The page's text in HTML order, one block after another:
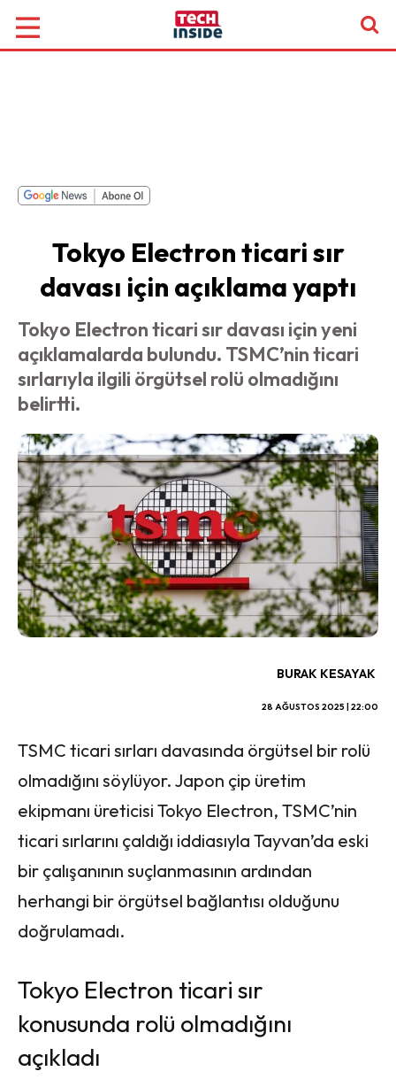
Tokyo Electron ticari sır
davası için açıklama yaptı
Tokyo Electron ticari sır davası için yeni
açıklamalarda bulundu. TSMC’nin ticari
sırlarıyla ilgili örgütsel rolü olmadığını
belirtti.
BURAK KESAYAK
28 AĞUSTOS 2025 | 22:00
TSMC ticari sırları davasında örgütsel bir rolü
olmadığını söylüyor. Japon çip üretim
ekipmanı üreticisi Tokyo Electron, TSMC’nin
ticari sırlarını çaldığı iddiasıyla Tayvan’da eski
bir çalışanının suçlanmasının ardından
herhangi bir örgütsel bağlantısı olduğunu
doğrulamadı.
Tokyo Electron ticari sır
konusunda rolü olmadığını
açıkladı